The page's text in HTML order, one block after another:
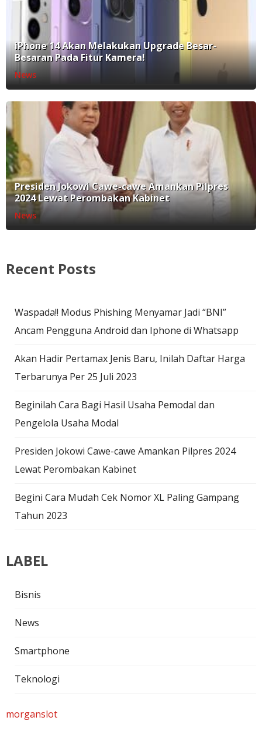
iPhone 14 Akan Melakukan Upgrade Besar-
Besaran Pada Fitur Kamera!
News
Presiden Jokowi Cawe-cawe Amankan Pilpres
2024 Lewat Perombakan Kabinet
News
Recent Posts
Waspada!! Modus Phishing Menyamar Jadi “BNI”
Ancam Pengguna Android dan Iphone di Whatsapp
Akan Hadir Pertamax Jenis Baru, Inilah Daftar Harga
Terbarunya Per 25 Juli 2023
Beginilah Cara Bagi Hasil Usaha Pemodal dan
Pengelola Usaha Modal
Presiden Jokowi Cawe-cawe Amankan Pilpres 2024
Lewat Perombakan Kabinet
Begini Cara Mudah Cek Nomor XL Paling Gampang
Tahun 2023
LABEL
Bisnis
News
Smartphone
Teknologi
morganslot